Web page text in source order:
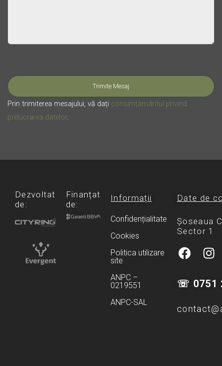
Prin trimiterea mesajului, vă dați consimțământul privind
prelucrarea datelor.
Dezvoltat
de:
Finanțat
de:
Informații
Confidențialitate
Cookies
Politica utilizare
site
ANPC –
0219551
ANPC-SAL
Date de
Șoseaua
Sector 1
F
a
c
e
o
I
s
t
g
☏ 0751